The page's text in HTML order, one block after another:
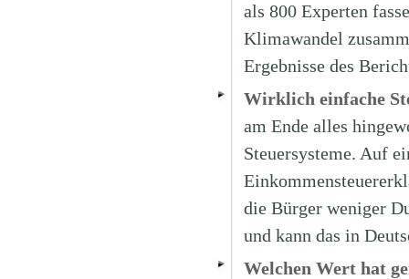
als 800 Experten
Klimawandel
Ergebnisse des
Wirklich einfache
am Ende alles
Steuersysteme. Auf
die Bürger weniger
und kann das in
Welchen Wert hat